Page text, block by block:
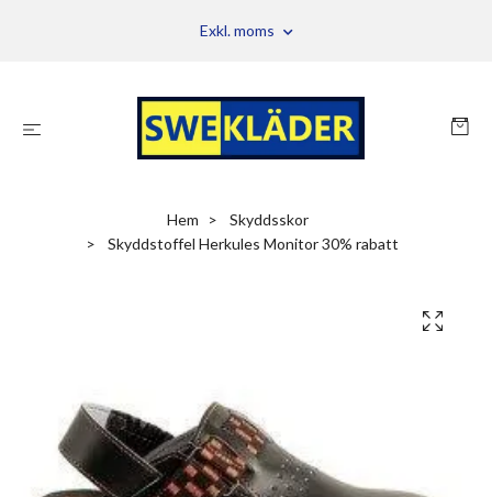
Exkl. moms
Hem
Skyddsskor
Skyddstoffel Herkules Monitor 30% rabatt